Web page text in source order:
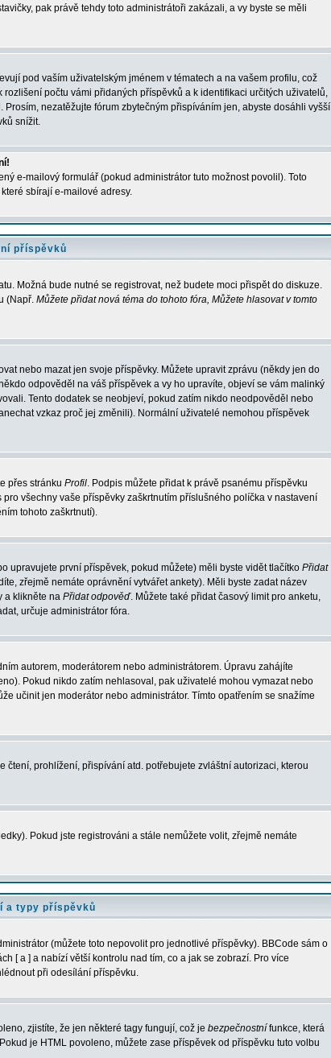
pak právě tehdy toto administrátoři zakázali, a vy byste se měli
pod vaším uživatelským jménem v tématech a na vašem profilu, což
počtu vámi přidaných příspěvků a k identifikaci určitých uživatelů,
nezatěžujte fórum zbytečným přispíváním jen, abyste dosáhli vyšší
snížit.
e-mailový formulář (pokud administrátor tuto možnost povolil). Toto
sbírají e-mailové adresy.
příspěvků
Možná bude nutné se registrovat, než budete moci přispět do diskuze.
(Např. Můžete přidat nová téma do tohoto fóra, Můžete hlasovat v tomto
nebo mazat jen svoje příspěvky. Můžete upravit zprávu (někdy jen do
odpověděl na váš příspěvek a vy ho upravíte, objeví se vám malinký
Tento dodatek se neobjeví, pokud zatím nikdo neodpověděl nebo
vzkaz proč jej změnili). Normální uživatelé nemohou příspěvek
přes stránku Profil. Podpis můžete přidat k právě psanému příspěvku
všechny vaše příspěvky zaškrtnutím příslušného políčka v nastavení
tohoto zaškrtnutí).
upravujete první příspěvek, pokud můžete) měli byste vidět tlačítko Přidat
zřejmě nemáte oprávnění vytvářet ankety). Měli byste zadat název
a klikněte na Přidat odpověď. Můžete také přidat časový limit pro anketu,
určuje administrátor fóra.
autorem, moderátorem nebo administrátorem. Úpravu zahájíte
Pokud nikdo zatím nehlasoval, pak uživatelé mohou vymazat nebo
učinit jen moderátor nebo administrátor. Tímto opatřením se snažíme
čtení, prohlížení, přispívání atd. potřebujete zvláštní autorizaci, kterou
Pokud jste registrováni a stále nemůžete volit, zřejmě nemáte
a typy příspěvků
(můžete toto nepovolit pro jednotlivé příspěvky). BBCode sám o
[ a ] a nabízí větší kontrolu nad tím, co a jak se zobrazí. Pro více
při odesílání příspěvku.
zjistíte, že jen některé tagy fungují, což je bezpečnostní funkce, která
je HTML povoleno, můžete zase příspěvek od příspěvku tuto volbu